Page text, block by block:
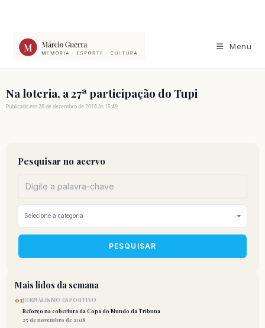
conteúdo
Menu
Na loteria, a 27ª participação do Tupi
Publicado em 28 de dezembro de 2018 às 15:49
Pesquisar no acervo
PESQUISAR
Mais lidos da semana
01JORNALISMO ESPORTIVO
Reforço na cobertura da Copa do Mundo da Tribuna
25 de novembro de 2018